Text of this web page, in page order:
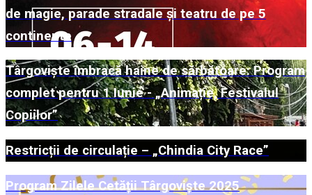
de magie, parade stradale și teatru de pe 5
continente
Târgoviște îmbracă haine de sărbătoare: Program
complet pentru 1 Iunie - „Animație, Festivalul
Copiilor”
Restricții de circulație – „Chindia City Race”
Program Zilele Cetății Târgoviște 2025